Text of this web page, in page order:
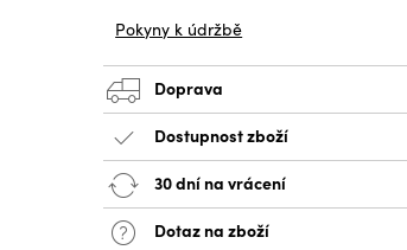
Pokyny k údržbě
Doprava
Dostupnost zboží
30 dní na vrácení
Dotaz na zboží